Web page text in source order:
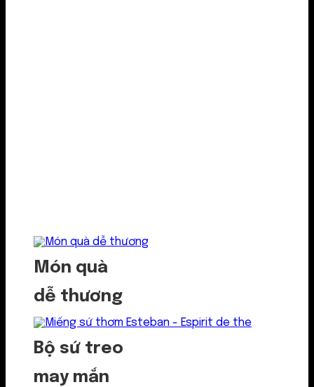
Món quà
dễ thương
Bộ sứ treo
may mắn